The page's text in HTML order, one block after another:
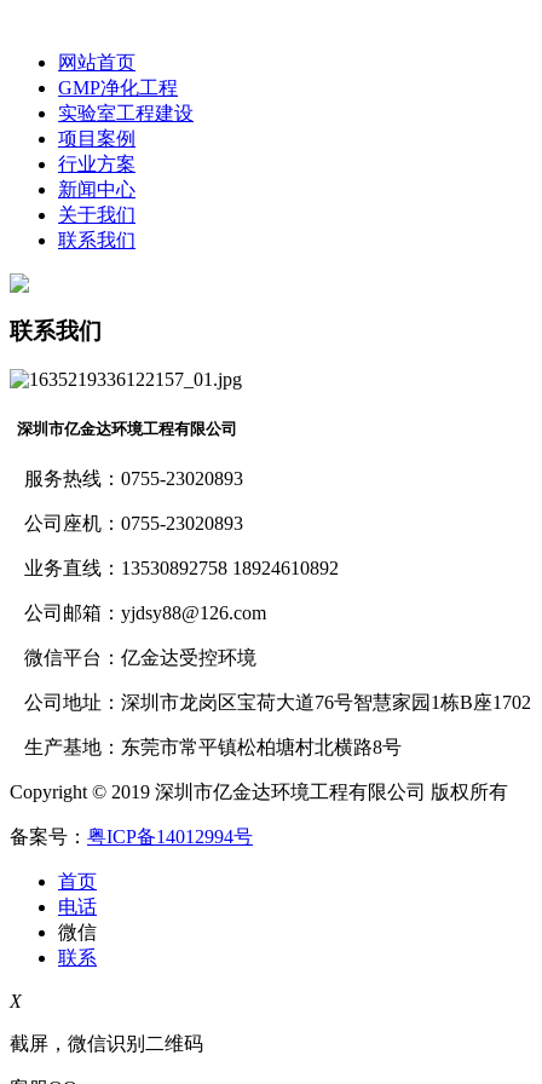
网站首页
GMP净化工程
实验室工程建设
项目案例
行业方案
新闻中心
关于我们
联系我们
联系我们
深圳市亿金达环境工程有限公司
服务热线：0755-23020893
公司座机：0755-23020893
业务直线：13530892758 18924610892
公司邮箱：yjdsy88@126.com
微信平台：亿金达受控环境
公司地址：深圳市龙岗区宝荷大道76号智慧家园1栋B座1702
生产基地：东莞市常平镇松柏塘村北横路8号
Copyright © 2019 深圳市亿金达环境工程有限公司 版权所有
备案号： 粤ICP备14012994号
首页
电话
微信
联系
X
截屏，微信识别二维码